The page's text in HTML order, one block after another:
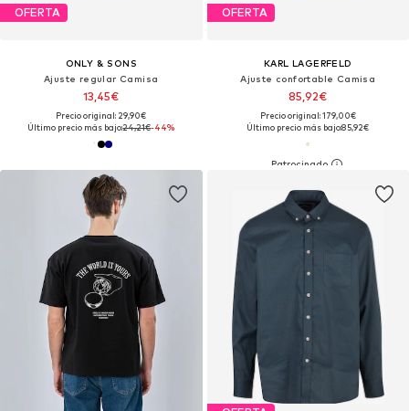
OFERTA
ONLY & SONS
Ajuste regular Camisa
13,45€
Precio original: 29,90€
Último precio más bajo:24,21€-44%
OFERTA
KARL LAGERFELD
Ajuste confortable Camisa
85,92€
Precio original: 179,00€
Último precio más bajo:85,92€